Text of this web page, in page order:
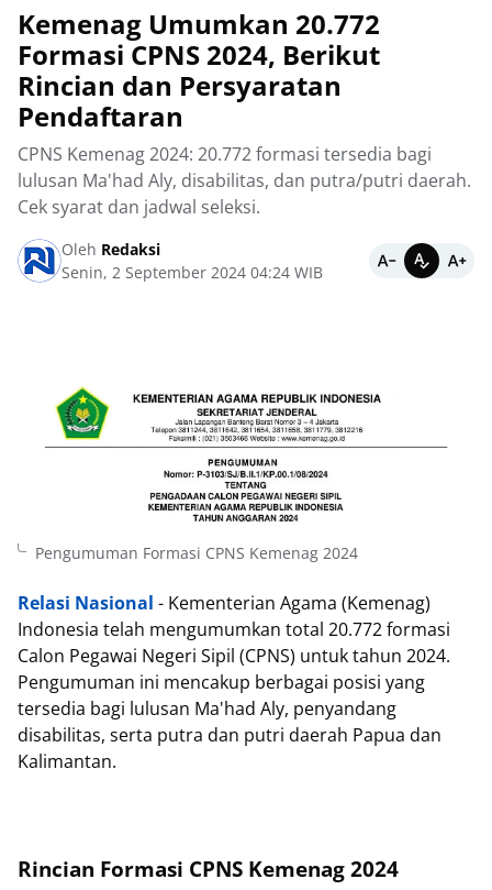
Kemenag Umumkan 20.772
Formasi CPNS 2024, Berikut
Rincian dan Persyaratan
Pendaftaran
CPNS Kemenag 2024: 20.772 formasi tersedia bagi
lulusan Ma'had Aly, disabilitas, dan putra/putri daerah.
Cek syarat dan jadwal seleksi.
Oleh Redaksi
Senin, 2 September 2024 04:24 WIB
Pengumuman Formasi CPNS Kemenag 2024
Relasi Nasional - Kementerian Agama (Kemenag)
Indonesia telah mengumumkan total 20.772 formasi
Calon Pegawai Negeri Sipil (CPNS) untuk tahun 2024.
Pengumuman ini mencakup berbagai posisi yang
tersedia bagi lulusan Ma'had Aly, penyandang
disabilitas, serta putra dan putri daerah Papua dan
Kalimantan.
Rincian Formasi CPNS Kemenag 2024